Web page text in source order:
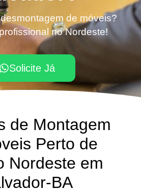
de móveis?
no Nordeste!
Solicite Já
de Montagem
Perto de
Nordeste em
BA